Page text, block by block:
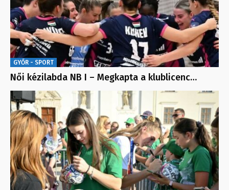
GYŐR - SPORT
Női kézilabda NB I – Megkapta a klublicenc…